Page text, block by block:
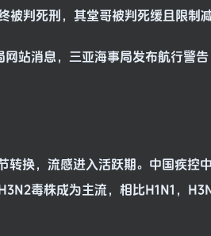
判死刑，其堂哥被判死缓且限制减
站消息，三亚海事局发布航行警
换，流感进入活跃期。中国疾控
毒株成为主流，相比H1N1，